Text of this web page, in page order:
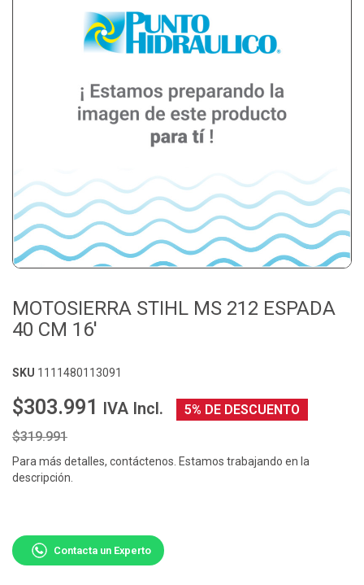
MOTOSIERRA STIHL MS 212 ESPADA
40 CM 16'
SKU 1111480113091
$303.991 IVA Incl.
5% DE DESCUENTO
$319.991
Para más detalles, contáctenos. Estamos trabajando en la
descripción.
Contacta un Experto